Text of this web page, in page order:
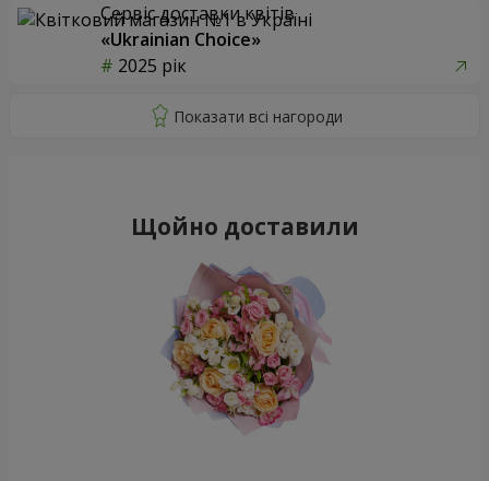
Сервіс доставки квітів
«Ukrainian Choice»
2025 рік
Щойно доставили